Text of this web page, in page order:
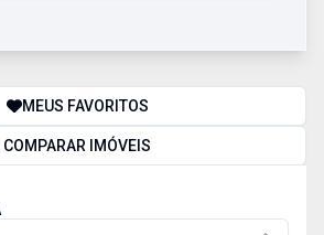
MEUS FAVORITOS
COMPARAR IMÓVEIS